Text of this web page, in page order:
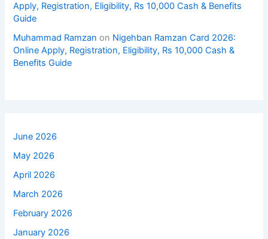
Apply, Registration, Eligibility, Rs 10,000 Cash & Benefits
Guide
Muhammad Ramzan on Nigehban Ramzan Card 2026:
Online Apply, Registration, Eligibility, Rs 10,000 Cash &
Benefits Guide
June 2026
May 2026
April 2026
March 2026
February 2026
January 2026